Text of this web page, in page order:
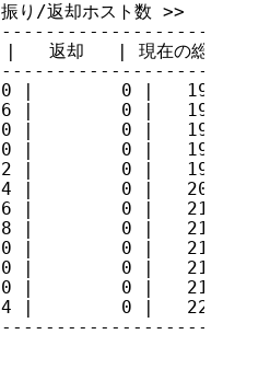
り/返却ホスト数 >>
返却   | 現在の総量
|        0 |
|        0 |
|        0 |
|        0 |
|        0 |
|        0 |
|        0 |
|        0 |
|        0 |
|        0 |
|        0 |
|        0 |